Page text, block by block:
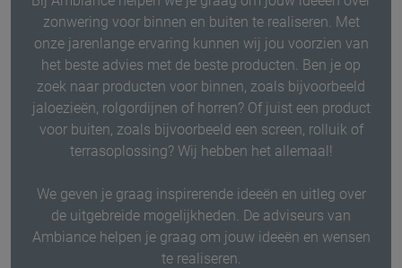
zonwering voor binnen en buiten te realiseren. Met
onze jarenlange ervaring kunnen wij jou voorzien van
het beste advies met de beste producten. Ben je op
zoek naar producten voor binnen, zoals bijvoorbeeld
jaloezieën, rolgordijnen of horren? Of juist een product
voor buiten, zoals bijvoorbeeld een screen, rolluik of
terrasoplossing? Wij hebben het allemaal!
We geven je graag inspirerende ideeën en uitleg over
de uitgebreide mogelijkheden. De adviseurs van
Ambiance helpen je graag om jouw ideeën en wensen
te realiseren.